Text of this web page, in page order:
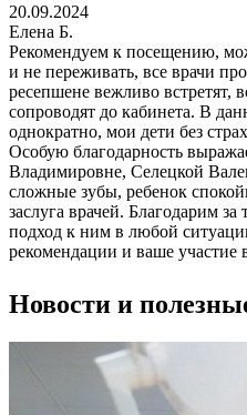
20.09.2024
Елена Б.
Рекомендуем к посещению,
и не переживать, все врачи
ресепшене вежливо встретят,
сопроводят до кабинета. В
однократно, мои дети без
Особую благодарность
Владимировне, Селецкой
сложные зубы, ребенок
заслуга врачей. Благодарим
подход к ним в любой
рекомендации и ваше участие
Новости и